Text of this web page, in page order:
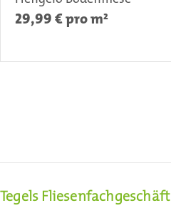
29,99 € pro m²
Tegels Fliesenfachgeschäft